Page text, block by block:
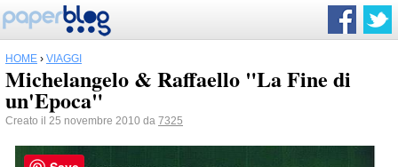
HOME › VIAGGI
Michelangelo & Raffaello "La Fine di
un'Epoca"
Creato il 25 novembre 2010 da 7325